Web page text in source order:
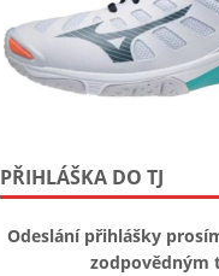
PŘIHLÁŠKA DO TJ
Odeslání přihlášky
zodpovědným